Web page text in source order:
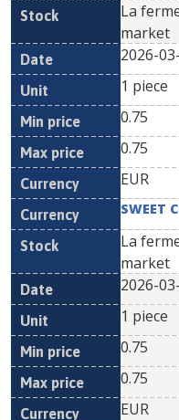
La
market
2026-
1 piece
0.75
0.75
EUR
SWEET
La
market
2026-
1 piece
0.75
0.75
EUR